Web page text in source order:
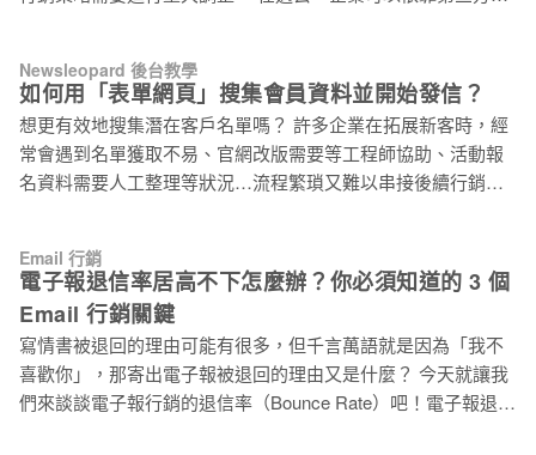
Gmail、Yahoo Mail、Microsoft Outlook 接連強制執行寄件者政
策。退信率超標的寄件者，需要承受以上後果所帶來的影響。
Cookie 等追蹤受到限制，第三方數據的價值也逐漸降低。 在這
種情況下，企業需要尋找更精準有效的行銷渠道，盡可能獲得
與顧客的直接溝通的聯繫方式，例如 Email、手機號碼等，雖然
收集顧客直接的聯繫方式難度較高，但相對的會員溝通效果也
更好。 簡訊行銷就是最直接與消費者建立溝通的方式，無需透
性強等優點，可以有效提高行銷成果，所以至今仍是許多品牌
企業、組織團體的重要溝通工具之一。 雖然簡訊已是年代悠久
的行銷方式，既使如今多種行銷工具林立，簡訊仍保有最佳的
行銷效果。然而，在 Cookieless 和隱私權保護的趨勢下，簡訊
直接溝通的特性，成為了企業突破行銷困境的機會。 先前的文
章提到
Newsleopard 後台教學
如何用「表單網頁」搜集會員資料並開始發信？
想更有效地搜集潛在客戶名單嗎？ 許多企業在拓展新客時，經
常會遇到名單獲取不易、官網改版需要等工程師協助、活動報
名資料需要人工整理等狀況…流程繁瑣又難以串接後續行銷。
後續可群發 EDM 或搭配自動化信件，持續與客戶互動、提升
轉換成效。 無論是讓訪客 訂閱最新內容、報名活動、領取優惠
碼、下載電子書，或是 舉辦抽獎，都能快速完成，輕鬆啟動完
整再行銷流程。 本篇文章將分為兩部分，包含【如何建立一頁
式表單】以及【如何運用已搜集名單】，教你打造完整再行銷
流程。 1. 如何建立一頁式表單 1.1 設計表單頁面 登入電子豹後
Email 行銷
電子報退信率居高不下怎麼辦？你必須知道的 3 個
Email 行銷關鍵
寫情書被退回的理由可能有很多，但千言萬語就是因為「我不
喜歡你」，那寄出電子報被退回的理由又是什麼？ 今天就讓我
們來談談電子報行銷的退信率（Bounce Rate）吧！電子報退信